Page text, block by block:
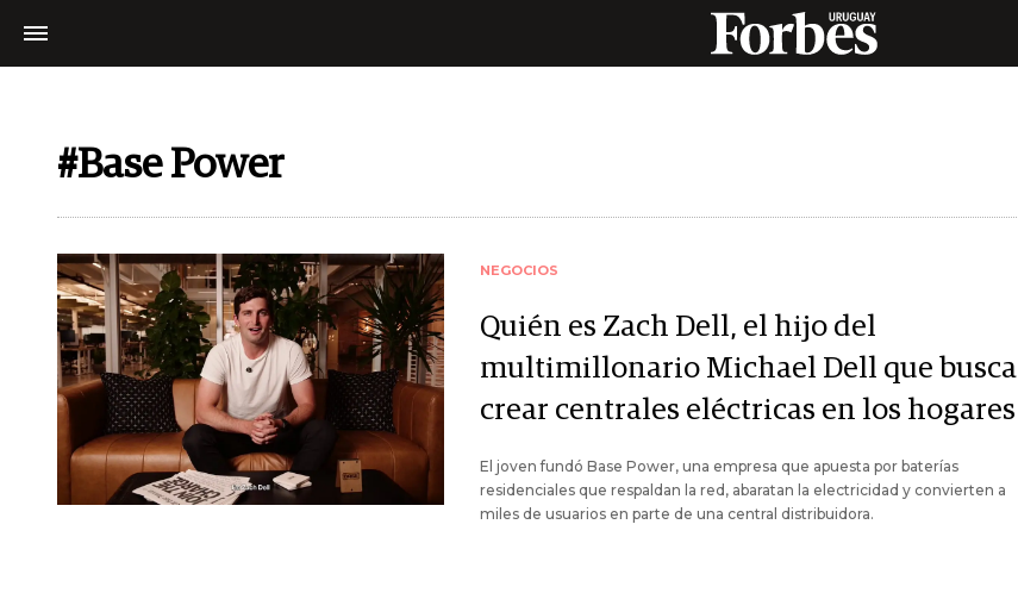
#Base Power
NEGOCIOS
Quién es Zach Dell, el hijo del
multimillonario Michael Dell que busca
crear centrales eléctricas en los hogares
El joven fundó Base Power, una empresa que apuesta por baterías
residenciales que respaldan la red, abaratan la electricidad y convierten a
miles de usuarios en parte de una central distribuidora.